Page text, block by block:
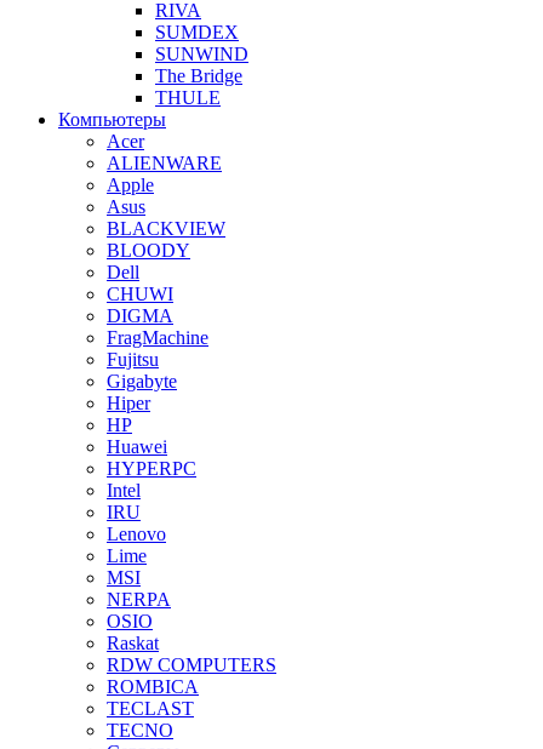
RIVA
SUMDEX
SUNWIND
The Bridge
THULE
Компьютеры
Acer
ALIENWARE
Apple
Asus
BLACKVIEW
BLOODY
Dell
CHUWI
DIGMA
FragMachine
Fujitsu
Gigabyte
Hiper
HP
Huawei
HYPERPC
Intel
IRU
Lenovo
Lime
MSI
NERPA
OSIO
Raskat
RDW COMPUTERS
ROMBICA
TECLAST
TECNO